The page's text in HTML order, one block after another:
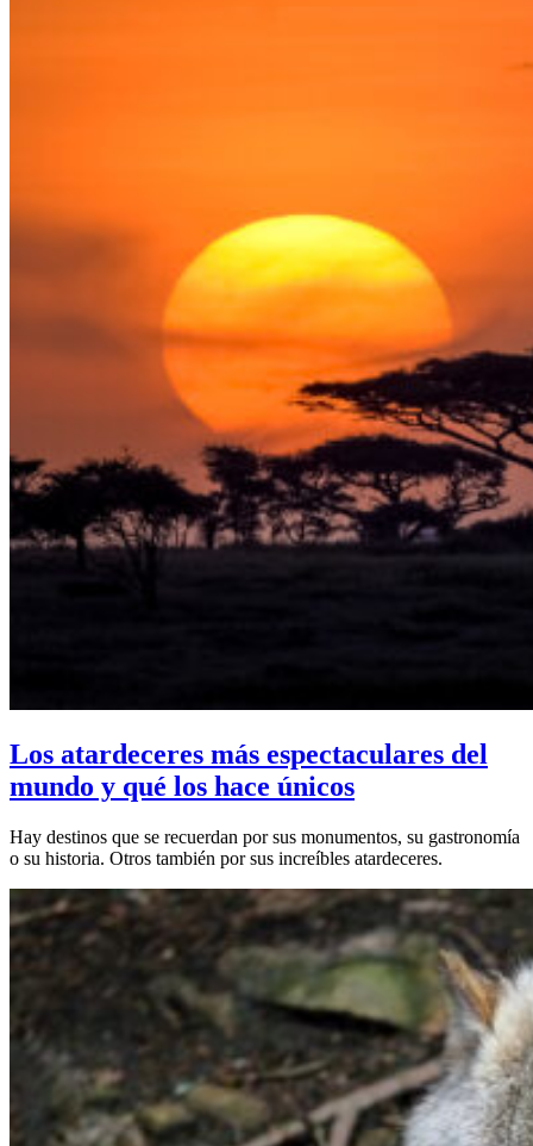
Los atardeceres más espectaculares del
mundo y qué los hace únicos
Hay destinos que se recuerdan por sus monumentos, su gastronomía
o su historia. Otros también por sus increíbles atardeceres.